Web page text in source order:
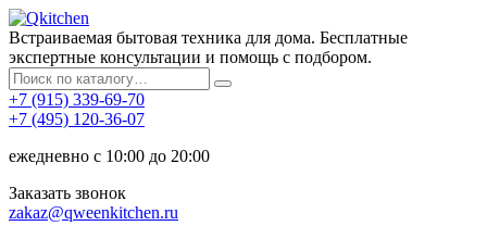
Встраиваемая бытовая техника для дома. Бесплатные
экспертные консультации и помощь с подбором.
+7 (915) 339-69-70
+7 (495) 120-36-07
ежедневно с 10:00 до 20:00
Заказать звонок
zakaz@qweenkitchen.ru